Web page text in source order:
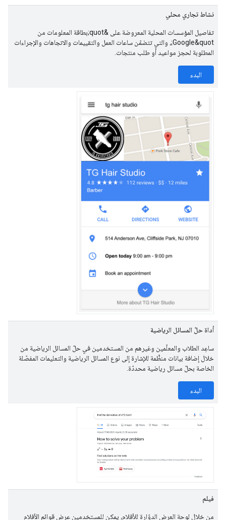
نشاط تجاري محلي
تفاصيل المؤسسات المحلية المعروضة على &quot;بطاقة المعلومات من
Google&quot;، والتي تتضمّن ساعات العمل والتقييمات والاتجاهات والإجراءات
المطلوبة لحجز مواعيد أو طلب منتجات.
البدء
أداة حلّ المسائل الرياضية
ساعِد الطلاب والمعلّمين وغيرهم من المستخدمين في حلّ المسائل الرياضية من
خلال إضافة بيانات منظَّمة للإشارة إلى نوع المسائل الرياضية والتعليمات المفصّلة
الخاصة بحلّ مسائل رياضية محددّة.
البدء
فيلم
من خلال لوحة العرض الدوّارة للأفلام، يمكن للمستخدمين عرض قوائم الأفلام